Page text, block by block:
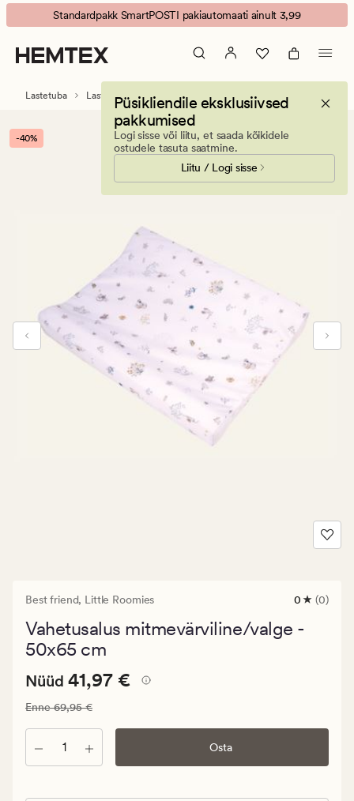
Best
friend
vahetusalus
mitmevärviline/valge
Animated
banner.
Press
ESCAPE
Standardpakk SmartPOSTI pakiautomaati ainult 3,99
Püsikliendile eksklusiivsed
pakkumised
Logi sisse või liitu, et saada kõikidele
ostudele tasuta saatmine.
Liitu / Logi sisse
Lastetuba Lastetarvikud Imetamispadjad ja mähkimisalused
-40%
Best friend, Little Roomies
0
keskmise
0 (0)
Vahetusalus mitmevärviline/valge -
50x65 cm
Nåværende
41,97
€.
Vanlig
pris_ee
Nåværende pris_ee
Nüüd 41,97 €
Vanlig pris_ee
Enne69,95 €
Kogus Osta